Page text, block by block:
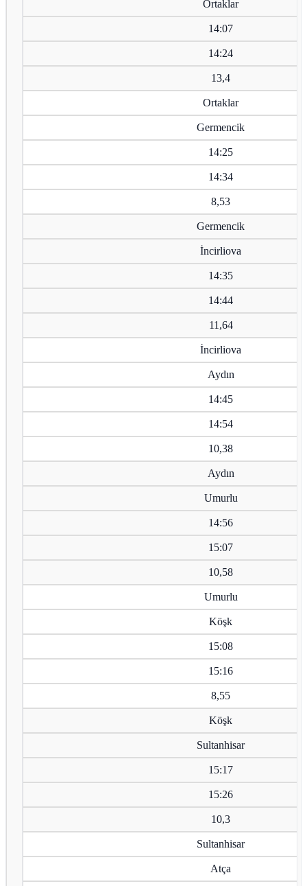
Ortaklar
14:07
14:24
13,4
Ortaklar
Germencik
14:25
14:34
8,53
Germencik
İncirliova
14:35
14:44
11,64
İncirliova
Aydın
14:45
14:54
10,38
Aydın
Umurlu
14:56
15:07
10,58
Umurlu
Köşk
15:08
15:16
8,55
Köşk
Sultanhisar
15:17
15:26
10,3
Sultanhisar
Atça